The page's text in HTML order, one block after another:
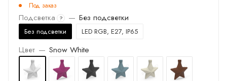
Под заказ
Подсветка ? — Без подсветки
Без подсветки LED RGB, E27, IP65
Цвет — Snow White